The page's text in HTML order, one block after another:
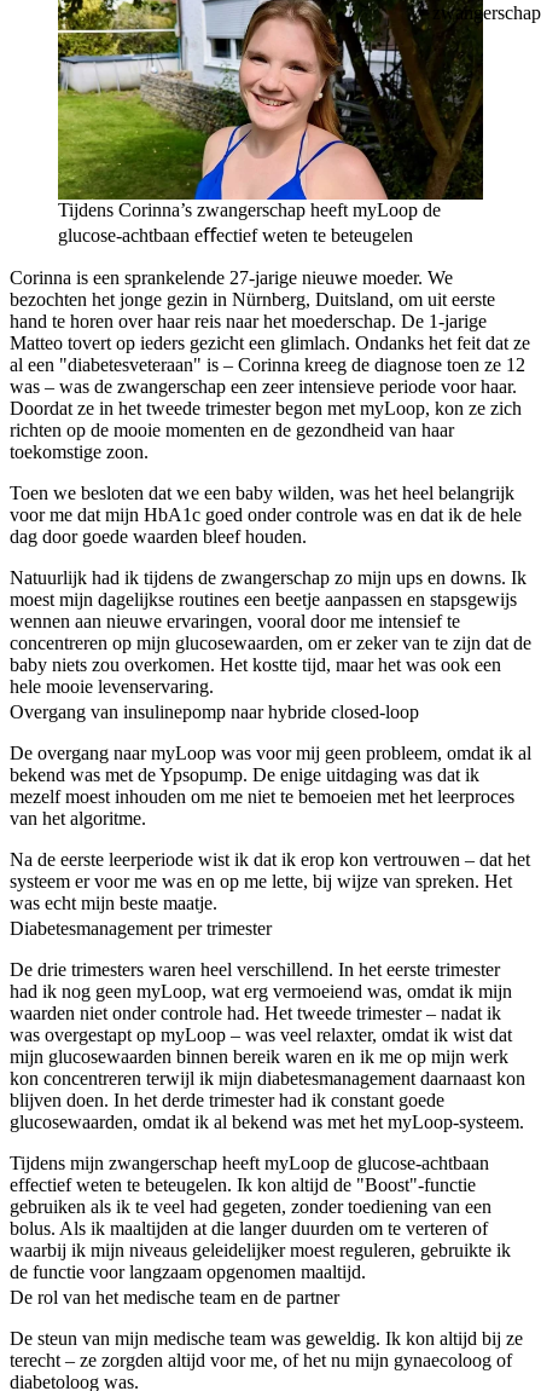
zwangerschap
Tijdens Corinna’s zwangerschap heeft myLoop de
glucose-achtbaan eﬀectief weten te beteugelen
Corinna is een sprankelende 27-jarige nieuwe moeder. We
bezochten het jonge gezin in Nürnberg, Duitsland, om uit eerste
hand te horen over haar reis naar het moederschap. De 1-jarige
Matteo tovert op ieders gezicht een glimlach. Ondanks het feit dat ze
al een "diabetesveteraan" is – Corinna kreeg de diagnose toen ze 12
was – was de zwangerschap een zeer intensieve periode voor haar.
Doordat ze in het tweede trimester begon met myLoop, kon ze zich
richten op de mooie momenten en de gezondheid van haar
toekomstige zoon.
Toen we besloten dat we een baby wilden, was het heel belangrijk
voor me dat mijn HbA1c goed onder controle was en dat ik de hele
dag door goede waarden bleef houden.
Natuurlijk had ik tijdens de zwangerschap zo mijn ups en downs. Ik
moest mijn dagelijkse routines een beetje aanpassen en stapsgewijs
wennen aan nieuwe ervaringen, vooral door me intensief te
concentreren op mijn glucosewaarden, om er zeker van te zijn dat de
baby niets zou overkomen. Het kostte tijd, maar het was ook een
hele mooie levenservaring.
Overgang van insulinepomp naar hybride closed-loop
De overgang naar myLoop was voor mij geen probleem, omdat ik al
bekend was met de Ypsopump. De enige uitdaging was dat ik
mezelf moest inhouden om me niet te bemoeien met het leerproces
van het algoritme.
Na de eerste leerperiode wist ik dat ik erop kon vertrouwen – dat het
systeem er voor me was en op me lette, bij wijze van spreken. Het
was echt mijn beste maatje.
Diabetesmanagement per trimester
De drie trimesters waren heel verschillend. In het eerste trimester
had ik nog geen myLoop, wat erg vermoeiend was, omdat ik mijn
waarden niet onder controle had. Het tweede trimester – nadat ik
was overgestapt op myLoop – was veel relaxter, omdat ik wist dat
mijn glucosewaarden binnen bereik waren en ik me op mijn werk
kon concentreren terwijl ik mijn diabetesmanagement daarnaast kon
blijven doen. In het derde trimester had ik constant goede
glucosewaarden, omdat ik al bekend was met het myLoop-systeem.
Tijdens mijn zwangerschap heeft myLoop de glucose-achtbaan
effectief weten te beteugelen. Ik kon altijd de "Boost"-functie
gebruiken als ik te veel had gegeten, zonder toediening van een
bolus. Als ik maaltijden at die langer duurden om te verteren of
waarbij ik mijn niveaus geleidelijker moest reguleren, gebruikte ik
de functie voor langzaam opgenomen maaltijd.
De rol van het medische team en de partner
De steun van mijn medische team was geweldig. Ik kon altijd bij ze
terecht – ze zorgden altijd voor me, of het nu mijn gynaecoloog of
diabetoloog was.